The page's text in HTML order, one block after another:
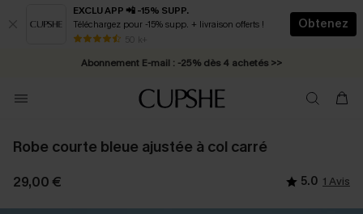
EXCLU APP 📲 -15% SUPP.
Téléchargez pour -15% supp. + livraison offerts !
50 k+
Obtenez
* Livraison éclair 2-3 jours ouvrés >>
Abonnement E-mail : -25% dès 4 achetés >>
Robe courte bleue ajustée à col carré
29,00 € 5.0 1 Avis